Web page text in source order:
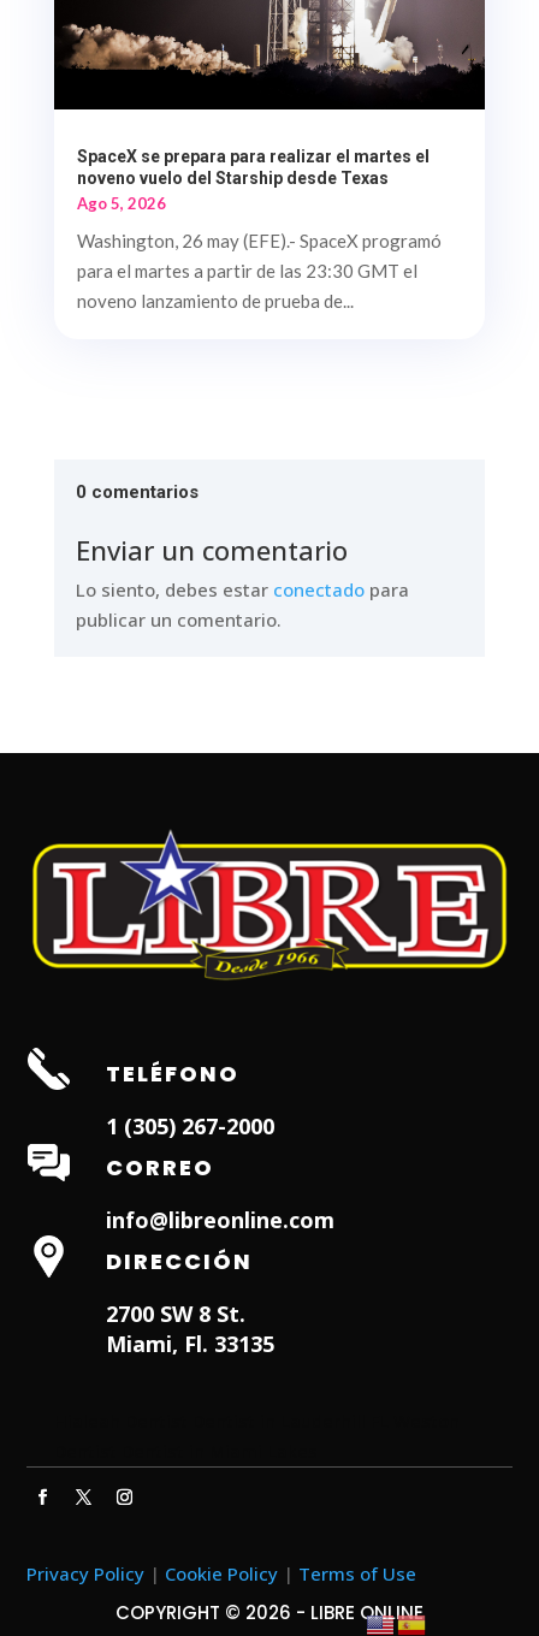
SpaceX se prepara para realizar el martes el
noveno vuelo del Starship desde Texas
Ago 5, 2026
Washington, 26 may (EFE).- SpaceX programó
para el martes a partir de las 23:30 GMT el
noveno lanzamiento de prueba de...
0 comentarios
Enviar un comentario
Lo siento, debes estar conectadopara
publicar un comentario.
TELÉFONO
1 (305) 267-2000
CORREO
info@libreonline.com
DIRECCIÓN
2700 SW 8 St.
Miami, Fl. 33135
Privacy Policy | Cookie Policy | Terms of Use
COPYRIGHT © 2026 - LIBRE ONLINE